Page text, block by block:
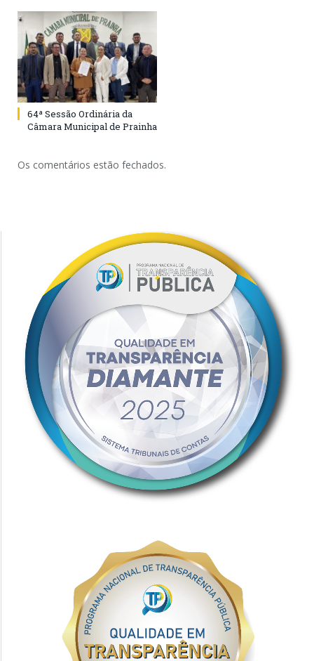
64ª Sessão Ordinária da
Câmara Municipal de Prainha
Os comentários estão fechados.